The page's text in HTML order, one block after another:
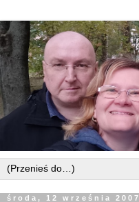
środa, 12 września 2007